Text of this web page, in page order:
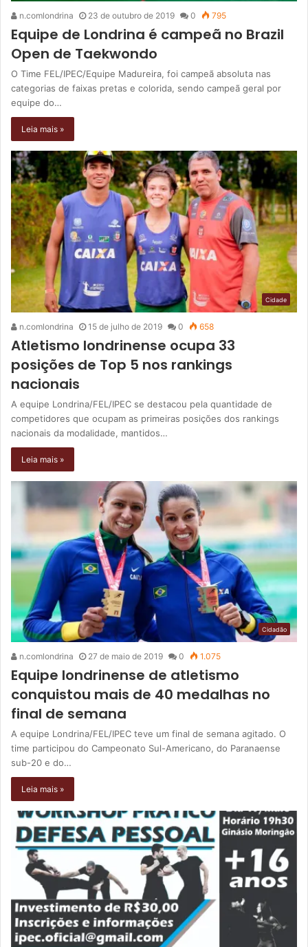
n.comlondrina 23 de outubro de 2019 0 795
Equipe de Londrina é campeã no Brazil
Open de Taekwondo
O Time FEL/IPEC/Equipe Madureira, foi campeã absoluta nas
categorias de faixas pretas e colorida, sendo campeã geral por
equipe do…
Leia mais »
Cidade
n.comlondrina 15 de julho de 2019 0 658
Atletismo londrinense ocupa 33
posições de Top 5 nos rankings
nacionais
A equipe Londrina/FEL/IPEC se destacou pela quantidade de
competidores que ocupam as primeiras posições dos rankings
nacionais da modalidade, mantidos…
Leia mais »
Cidadão
n.comlondrina 27 de maio de 2019 0 1.075
Equipe londrinense de atletismo
conquistou mais de 40 medalhas no
final de semana
A equipe Londrina/FEL/IPEC teve um final de semana agitado. O
time participou do Campeonato Sul-Americano, do Paranaense
sub-20 e do…
Leia mais »